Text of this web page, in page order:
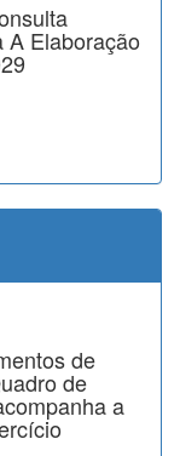
A Elaboração
de
de
a